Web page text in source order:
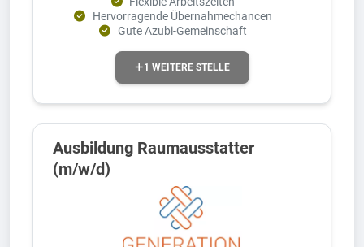
Hervorragende Übernahmechancen
Gute Azubi-Gemeinschaft
1 WEITERE STELLE
Ausbildung Raumausstatter
(m/w/d)